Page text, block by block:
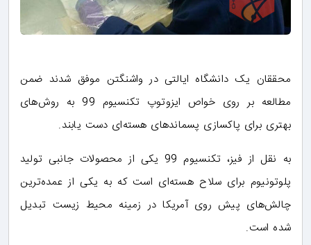
محققان یک دانشگاه ایالتی در واشنگتن موفق شدند ضمن
مطالعه بر روی خواص ایزوتوپ تکنسیوم 99 به روش‌های
بهتری برای پاکسازی پسماندهای هسته‌ای دست یابند.
به نقل از فیز، تکنسیوم 99 یکی از محصولات جانبی تولید
پلوتونیوم برای سلاح هسته‌ای است که به یکی از عمده‌ترین
چالش‌های پیش روی آمریکا در زمینه محیط زیست تبدیل
شده است.